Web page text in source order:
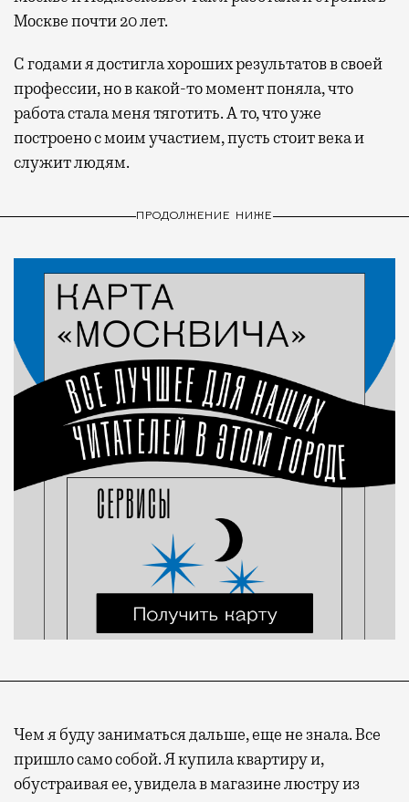
Москве почти 20 лет.
С годами я достигла хороших результатов в своей
профессии, но в какой-то момент поняла, что
работа стала меня тяготить. А то, что уже
построено с моим участием, пусть стоит века и
служит людям.
ПРОДОЛЖЕНИЕ НИЖЕ
Чем я буду заниматься дальше, еще не знала. Все
пришло само собой. Я купила квартиру и,
обустраивая ее, увидела в магазине люстру из